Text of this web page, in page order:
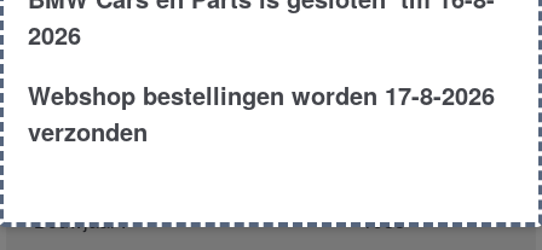
Carroserie :
Motor type : m20b20
Bouwjaar : 1988
2026
Webshop bestellingen worden 17-8-2026
verzonden